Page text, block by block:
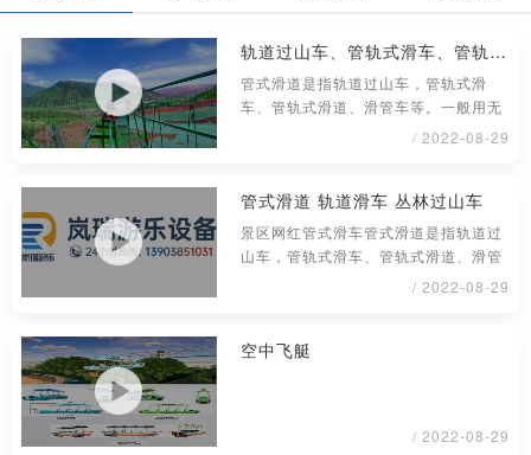
轨道过山车、管轨式滑车、管轨式滑道、滑管车
管式滑道是指轨道过山车，管轨式滑
车、管轨式滑道、滑管车等。一般用无
缝钢管材料制成，铺设或架在地面上具
/ 2022-08-29
管式滑道 轨道滑车 丛林过山车
景区网红管式滑车管式滑道是指轨道过
山车，管轨式滑车、管轨式滑道、滑管
车等。一般用无缝钢管材料制成，铺
/ 2022-08-29
空中飞艇
/ 2022-08-29